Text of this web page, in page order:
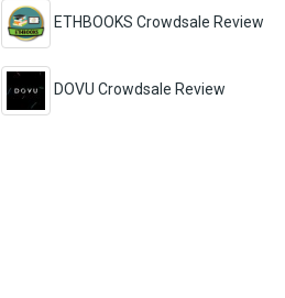
ETHBOOKS Crowdsale Review
DOVU Crowdsale Review